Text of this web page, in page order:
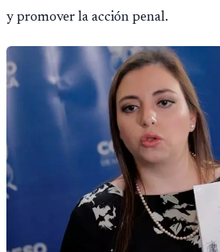
y promover la acción penal.